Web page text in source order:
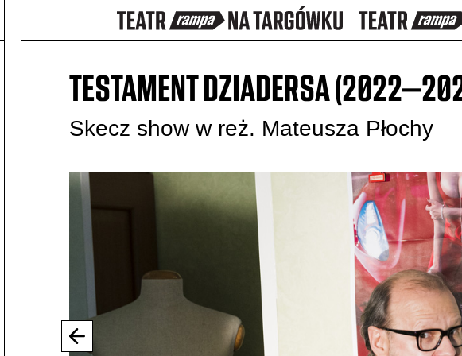
TESTAMENT DZIADERSA
Skecz show w reż. Mateusza Płochy